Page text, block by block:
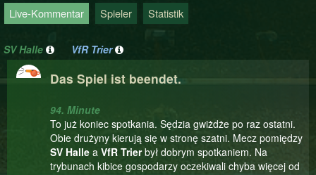
Live-Kommentar Spieler Statistik
SV Halle VfR Trier
Das Spiel ist beendet.
94. Minute
To już koniec spotkania. Sędzia gwiżdże po raz ostatni.
Obie drużyny kierują się w stronę szatni. Mecz pomiędzy
SV Halle a VfR Trierbył dobrym spotkaniem. Na
trybunach kibice gospodarzy oczekiwali chyba więcej od